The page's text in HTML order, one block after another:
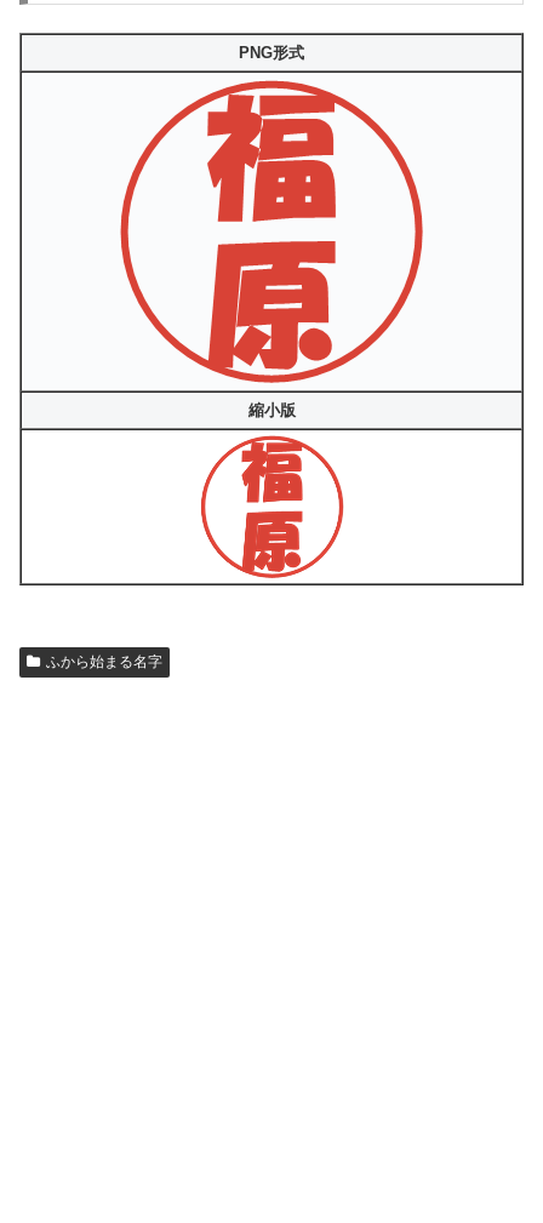
PNG形式
縮小版
ふから始まる名字